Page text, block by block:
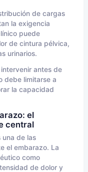
de cargas
la exigencia
puede
de cintura pélvica,
urinarios.
antes de
debe limitarse a
la capacidad
el
central
una de las
el embarazo. La
como
de dolor y